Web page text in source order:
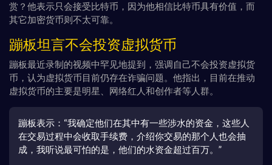
赏？他表示只会接受比特币，因为他相信比特币具有价值，而
其它加密货币则不太可靠。
蹦板坦言不会投资虚拟货币
蹦板最近录制的视频中罕见地提到，强调自己不会投资虚拟货
币，认为虚拟货币目前仍存在诈骗问题。他指出，目前在推动
虚拟货币的主要是明星、网络红人和创作者等人群。
蹦板表示：“我确定他们在其中有一些涉水的资金，这些人
在交易过程中会收取手续费，介绍你交易的那个人也会抽
成，我听说最可怕的是，他们的水资金超过百万。”